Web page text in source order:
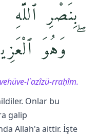
بِنَصْرِ
وَهُوَ
l`azîzü-rraḥîm.
Onlar bu
galip
Allah'a aittir. İşte